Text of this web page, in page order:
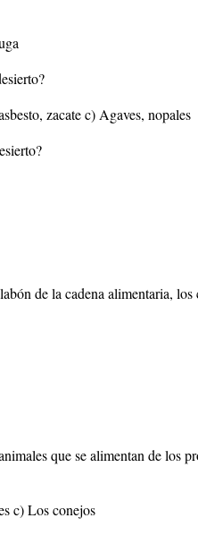
zacate c) Agaves, nopales
de la cadena alimentaria,
que se alimentan de los
c) Los conejos